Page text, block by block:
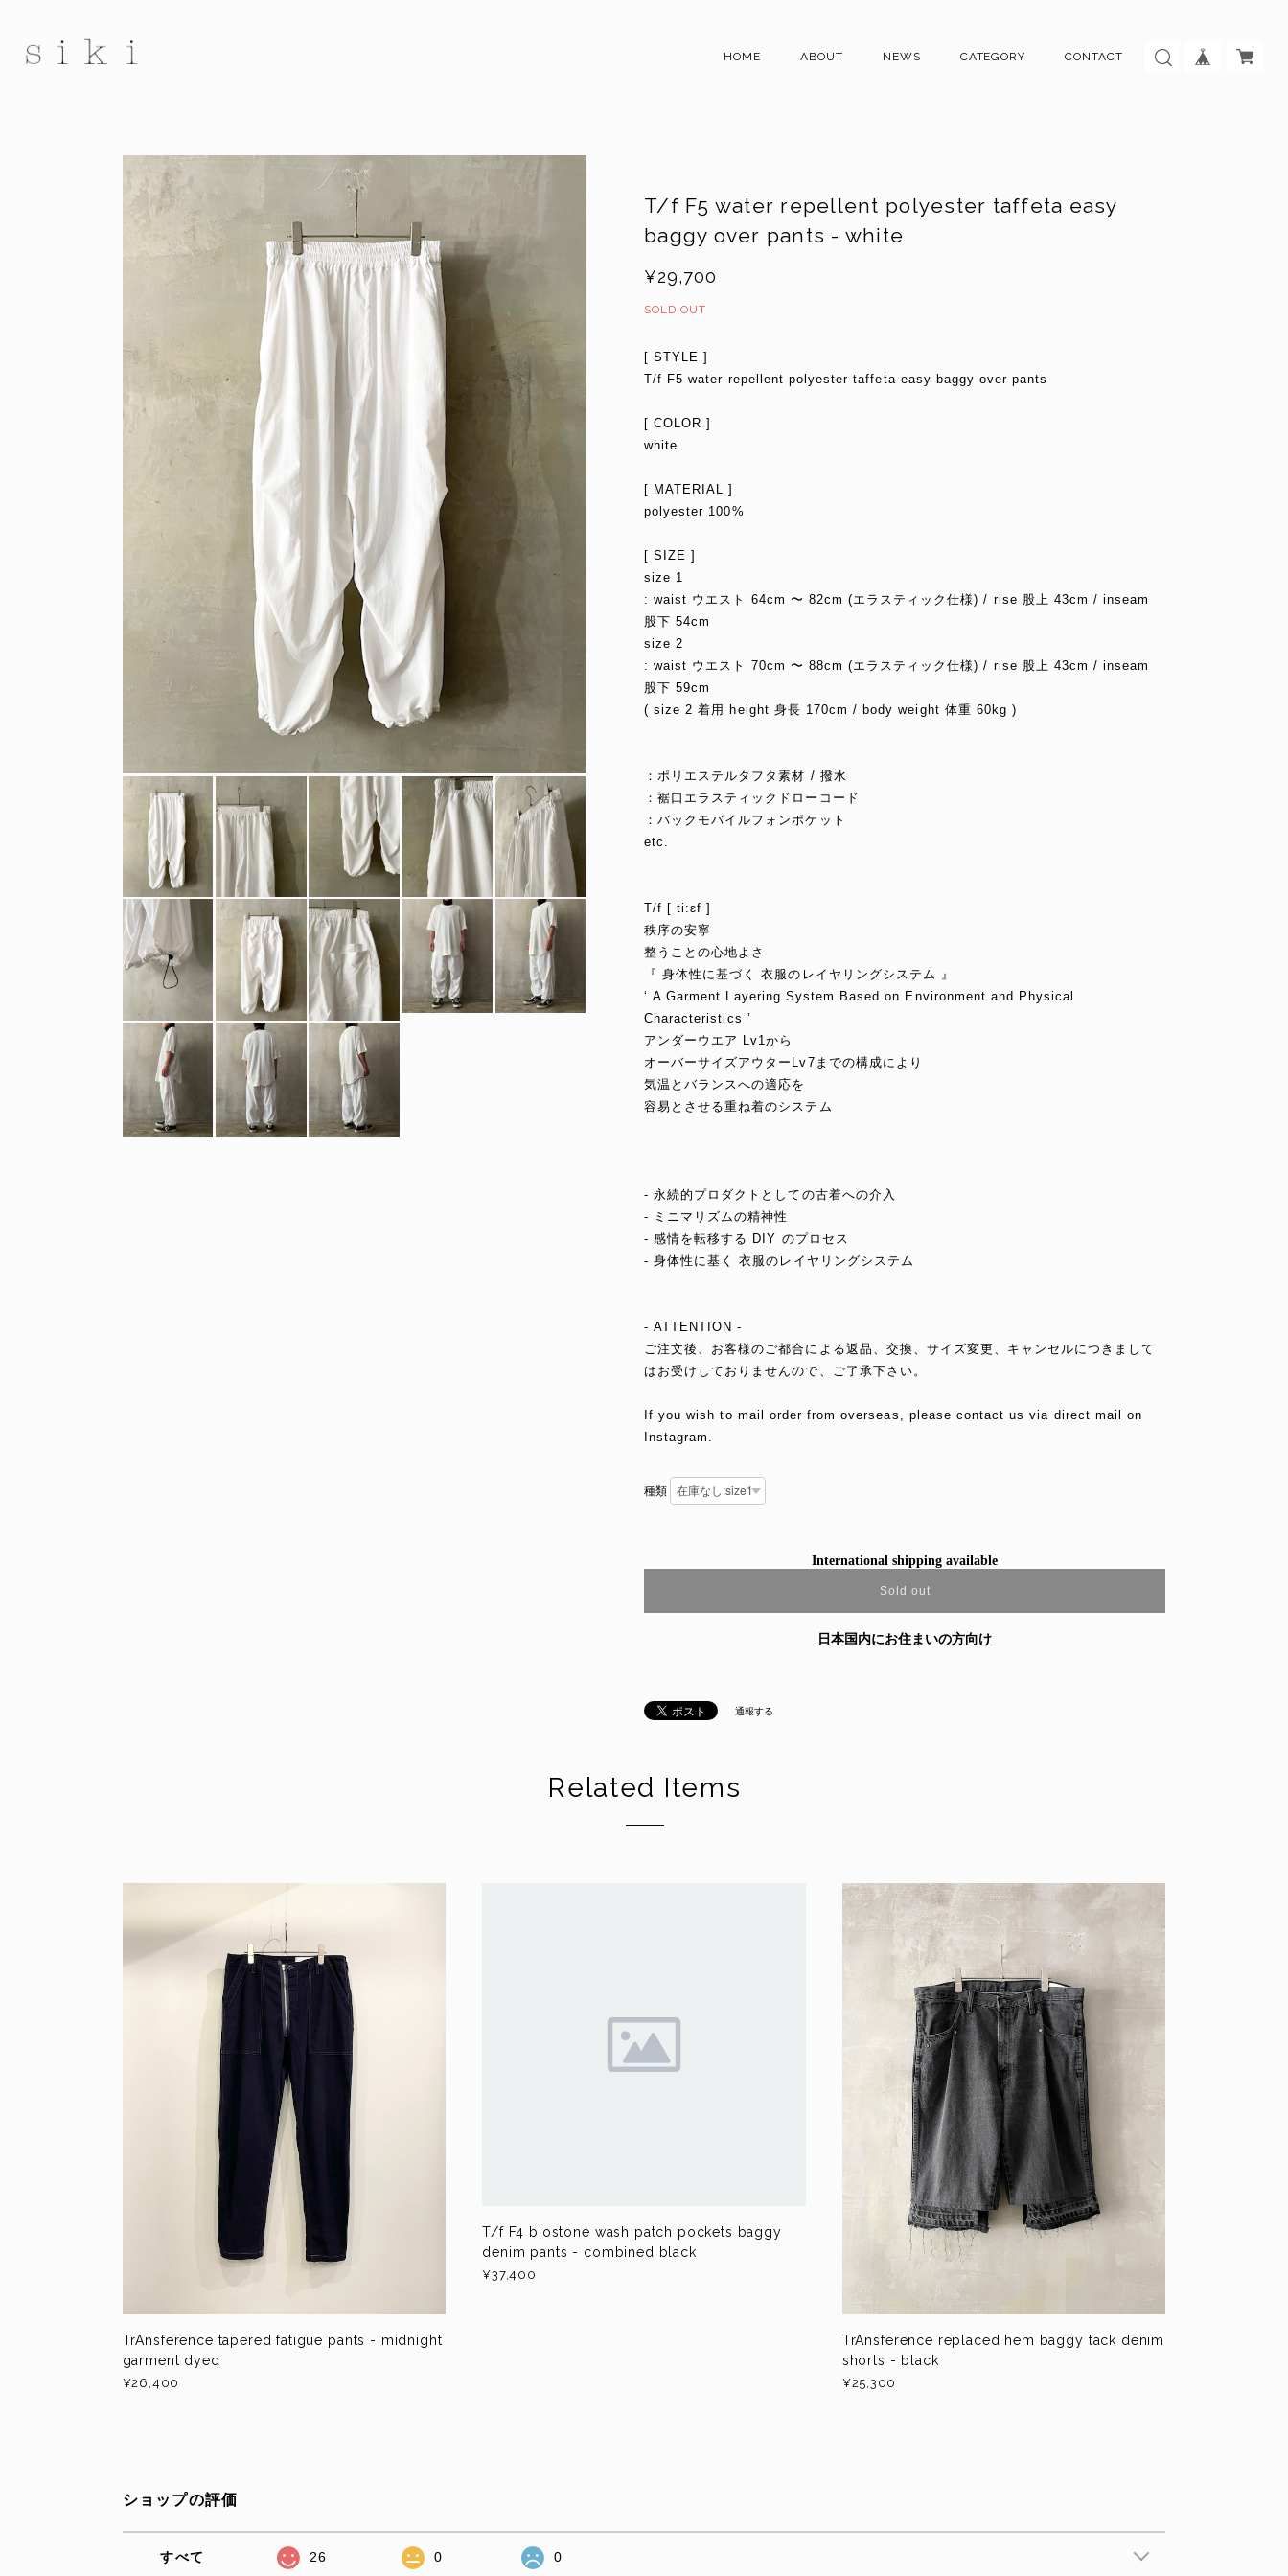
HOME ABOUT NEWS CATEGORY CONTACT
T/f F5 water repellent polyester taffeta easy
baggy over pants - white
¥29,700
SOLD OUT
[ STYLE ]
T/f F5 water repellent polyester taffeta easy baggy over pants
[ COLOR ]
white
[ MATERIAL ]
polyester 100%
[ SIZE ]
size 1
: waist ウエスト 64cm 〜 82cm (エラスティック仕様) / rise 股上 43cm / inseam
股下 54cm
size 2
: waist ウエスト 70cm 〜 88cm (エラスティック仕様) / rise 股上 43cm / inseam
股下 59cm
( size 2 着用 height 身長 170cm / body weight 体重 60kg )
：ポリエステルタフタ素材 / 撥水
：裾口エラスティックドローコード
：バックモバイルフォンポケット
etc.
T/f [ ti:ɛf ]
秩序の安寧
整うことの心地よさ
『 身体性に基づく 衣服のレイヤリングシステム 』
‘ A Garment Layering System Based on Environment and Physical
Characteristics ’
アンダーウエア Lv1から
オーバーサイズアウターLv7までの構成により
気温とバランスへの適応を
容易とさせる重ね着のシステム
- 永続的プロダクトとしての古着への介入
- ミニマリズムの精神性
- 感情を転移する DIY のプロセス
- 身体性に基く 衣服のレイヤリングシステム
- ATTENTION -
ご注文後、お客様のご都合による返品、交換、サイズ変更、キャンセルにつきまして
はお受けしておりませんので、ご了承下さい。
If you wish to mail order from overseas, please contact us via direct mail on
Instagram.
種類
International shipping available
Sold out
日本国内にお住まいの方向け
通報する
Related Items
TrAnsference tapered fatigue pants - midnight
garment dyed
¥26,400
T/f F4 biostone wash patch pockets baggy
denim pants - combined black
¥37,400
TrAnsference replaced hem baggy tack denim
shorts - black
¥25,300
ショップの評価
すべて 26 0 0